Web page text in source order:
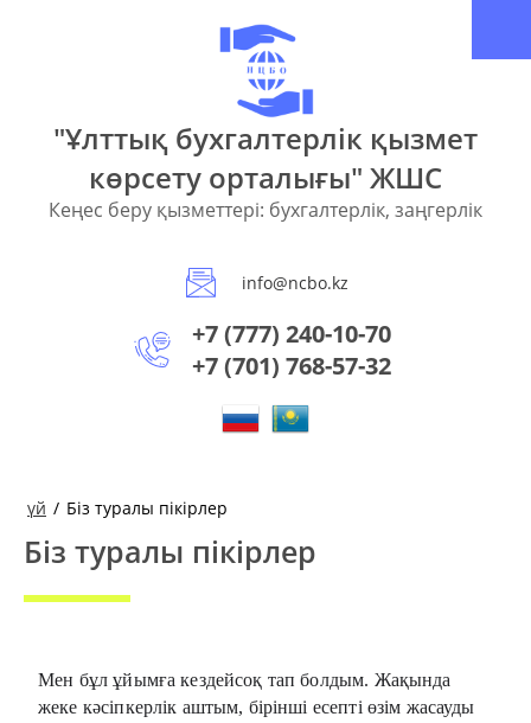
"Ұлттық бухгалтерлік қызмет
көрсету орталығы" ЖШС
Кеңес беру қызметтері: бухгалтерлік, заңгерлік
info@ncbo.kz
+7 (777) 240-10-70
+7 (701) 768-57-32
үй / Біз туралы пікірлер
Біз туралы пікірлер
Мен бұл ұйымға кездейсоқ тап болдым. Жақында
жеке кәсіпкерлік аштым, бірінші есепті өзім жасауды